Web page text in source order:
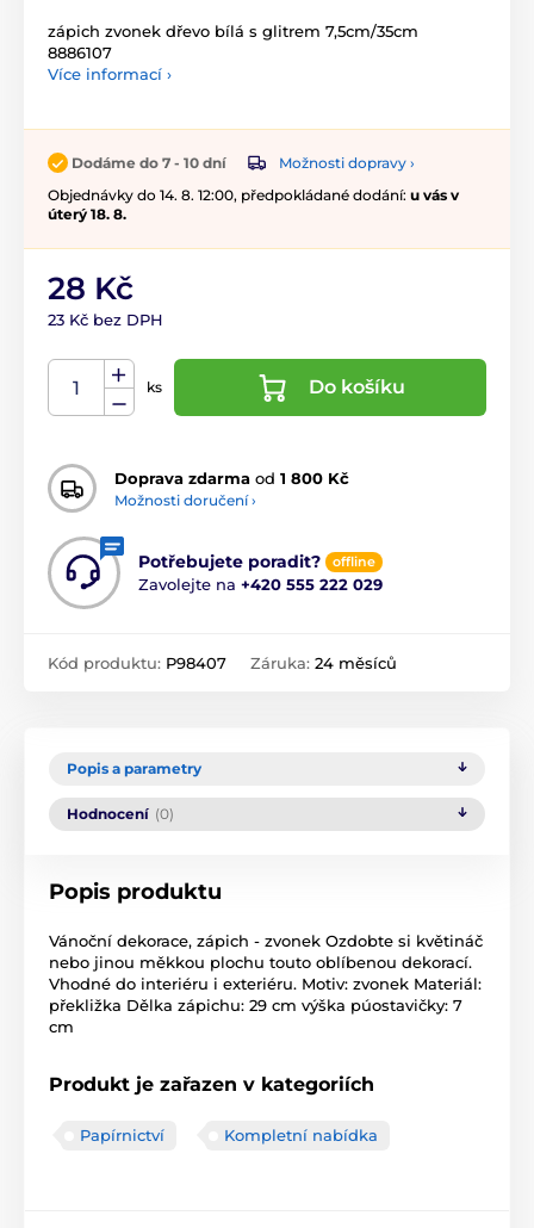
zápich zvonek dřevo bílá s glitrem 7,5cm/35cm
8886107
Více informací ›
Dodáme do 7 - 10 dní
Možnosti dopravy ›
Objednávky do 14. 8. 12:00, předpokládané dodání: u vás v
úterý 18. 8.
28 Kč
23 Kč bez DPH
ks Do košíku
Doprava zdarma od 1 800 Kč
Možnosti doručení ›
Potřebujete poradit? offline
Zavolejte na +420 555 222 029
Kód produktu: P98407 Záruka: 24 měsíců
Popis a parametry
Hodnocení (0)
Popis produktu
Vánoční dekorace, zápich - zvonek Ozdobte si květináč
nebo jinou měkkou plochu touto oblíbenou dekorací.
Vhodné do interiéru i exteriéru. Motiv: zvonek Materiál:
překližka Dělka zápichu: 29 cm výška púostavičky: 7
cm
Produkt je zařazen v kategoriích
Papírnictví Kompletní nabídka